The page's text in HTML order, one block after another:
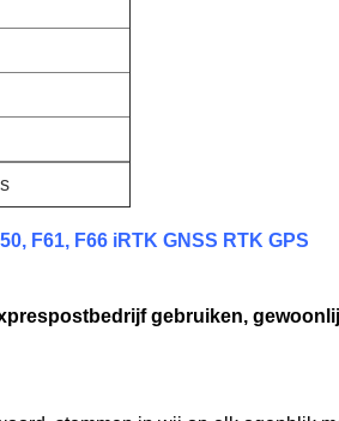
F61, F66 iRTK GNSS RTK GPS
gebruiken,